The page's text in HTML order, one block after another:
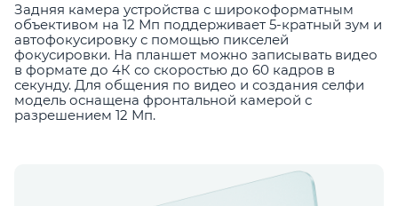
Задняя камера устройства с широкоформатным
объективом на 12 Мп поддерживает 5-кратный зум и
автофокусировку с помощью пикселей
фокусировки. На планшет можно записывать видео
в формате до 4К со скоростью до 60 кадров в
секунду. Для общения по видео и создания селфи
модель оснащена фронтальной камерой с
разрешением 12 Мп.